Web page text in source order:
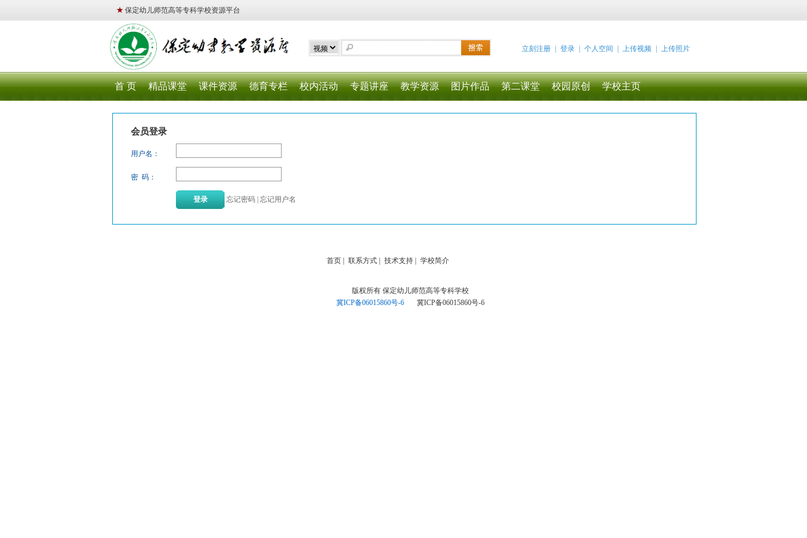
★保定幼儿师范高等专科学校资源平台
立刻注册 登录 个人空间 上传视频 上传照片
首 页 精品课堂 课件资源 德育专栏 校内活动 专题讲座 教学资源 图片作品 第二课堂 校园原创 学校主页
会员登录
用户名：
密 码：
忘记密码 忘记用户名
首页 联系方式 技术支持 学校简介
版权所有 保定幼儿师范高等专科学校
冀ICP备06015860号-6冀ICP备06015860号-6